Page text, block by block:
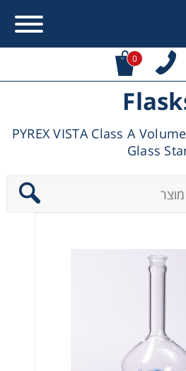
0
PYREX VISTA Class A
Glass
Contact
מחיר או מידע עבור: